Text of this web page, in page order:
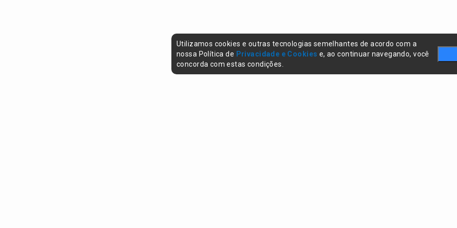
Utilizamos cookies e outras tecnologias semelhantes de acordo com a
nossa Política de Privacidade e Cookies e, ao continuar navegando, você
concorda com estas condições.